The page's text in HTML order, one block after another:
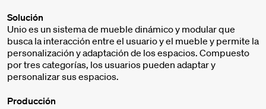
Solución
Unio es un sistema de mueble dinámico y modular que
busca la interacción entre el usuario y el mueble y permite la
personalización y adaptación de los espacios. Compuesto
por tres categorías, los usuarios pueden adaptar y
personalizar sus espacios.
Producción